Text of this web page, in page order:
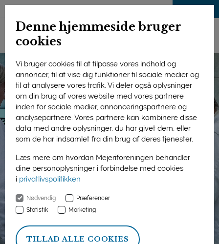
Denne hjemmeside bruger
cookies
Vi bruger cookies til at tilpasse vores indhold og
annoncer, til at vise dig funktioner til sociale medier og
til at analysere vores trafik. Vi deler også oplysninger
om din brug af vores website med vores partnere
inden for sociale medier, annonceringspartnere og
analysepartnere. Vores partnere kan kombinere disse
data med andre oplysninger, du har givet dem, eller
som de har indsamlet fra din brug af deres tjenester.
Læs mere om hvordan Mejeriforeningen behandler
dine personoplysninger i forbindelse med cookies
i privatlivspolitikken
Nødvendig
Præferencer
Statistik
Marketing
TILLAD ALLE COOKIES